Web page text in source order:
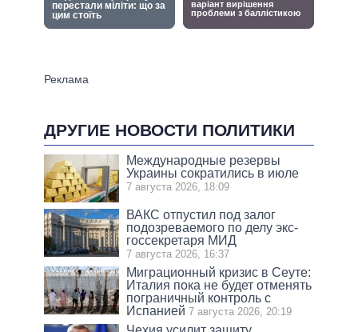
ДРУГИЕ НОВОСТИ ПОЛИТИКИ
Международные резервы
Украины сократились в июле
7 августа 2026, 18:09
ВАКС отпустил под залог
подозреваемого по делу экс-
госсекретаря МИД
7 августа 2026, 16:37
Миграционный кризис в Сеуте:
Италия пока не будет отменять
пограничный контроль с
Испанией 7 августа 2026, 20:19